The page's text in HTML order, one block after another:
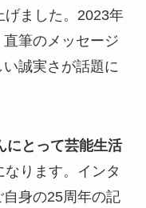
げました。2023年
筆のメッセージ
誠実さが話題に
にとって芸能生活
なります。インタ
身の25周年の記